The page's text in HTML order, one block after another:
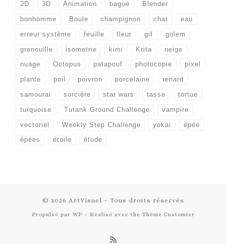
2D 3D Animation bague Blender
bonhomme Boule champignon chat eau
erreur système feuille fleur gif golem
grenouille isometrie kimi Krita neige
nuage Octopus patapouf photocopie pixel
plante poil poivron porcelaine renard
samourai sorcière star wars tasse tortue
turquoise Tutank Ground Challenge vampire
vectoriel Weekly Step Challenge yokai épée
épées étoile étude
© 2026 ArtVisuel – Tous droits réservés
Propulsé par WP – Réalisé avec the Thème Customizr